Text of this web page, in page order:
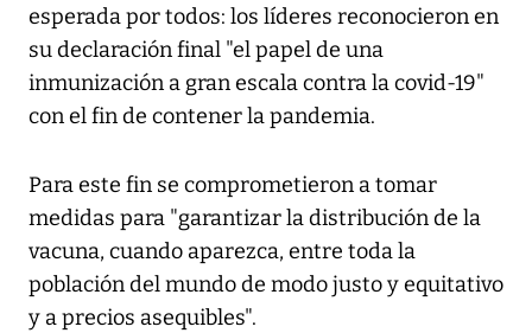
esperada por todos: los líderes reconocieron en
su declaración final "el papel de una
inmunización a gran escala contra la covid-19"
con el fin de contener la pandemia.
Para este fin se comprometieron a tomar
medidas para "garantizar la distribución de la
vacuna, cuando aparezca, entre toda la
población del mundo de modo justo y equitativo
y a precios asequibles".